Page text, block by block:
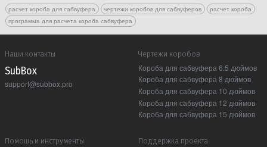
расчет короба для сабвуфера чертежи коробов для сабвуферов
расчет короба
программа для расчета короба сабвуфера
Наши контакты
Sub Box
support@subbox.pro
Чертежи коробов
Короба для сабвуфера 6.5 дюймов
Короба для сабвуфера 8 дюймов
Короба для сабвуфера 10 дюймов
Короба для сабвуфера 12 дюймов
Короба для сабвуфера 15 дюймов
Помошь и инструменты
Поддержка проекта